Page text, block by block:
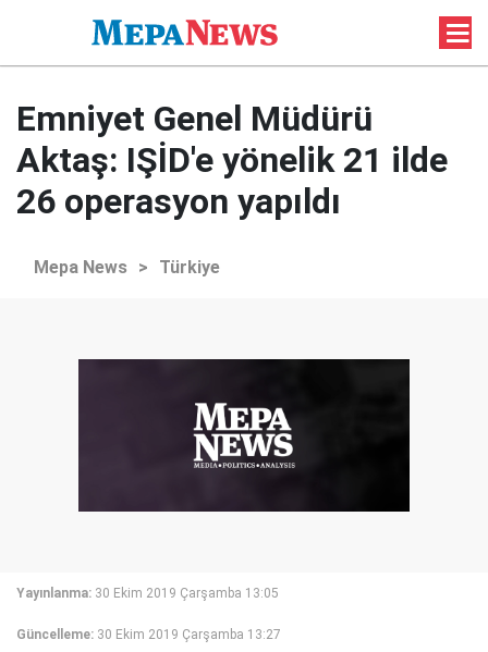
Emniyet Genel Müdürü
Aktaş: IŞİD'e yönelik 21 ilde
26 operasyon yapıldı
Mepa News > Türkiye
Yayınlanma: 30 Ekim 2019 Çarşamba 13:05
Güncelleme: 30 Ekim 2019 Çarşamba 13:27